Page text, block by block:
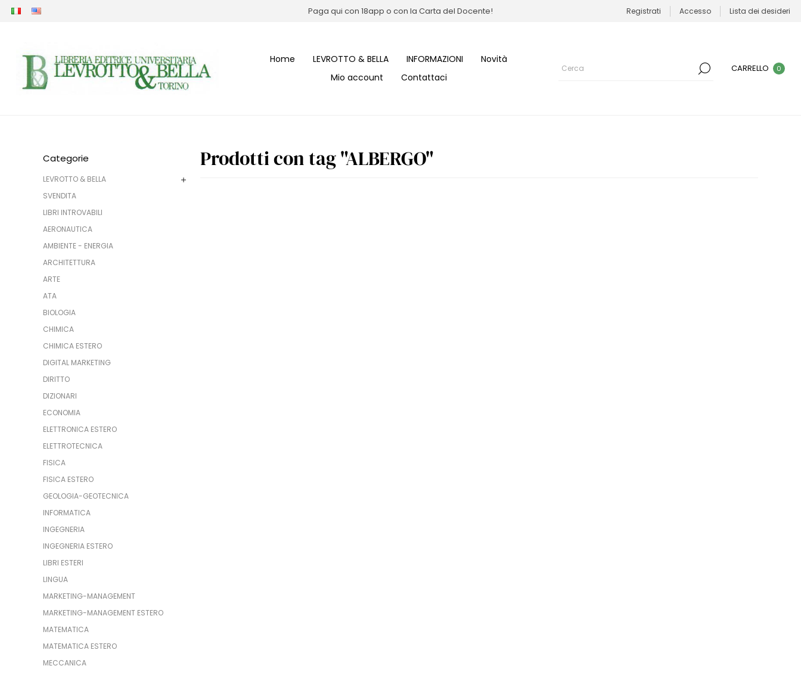
Paga qui con 18app o con la Carta del Docente! Registrati Accesso Lista dei desideri
Home LEVROTTO & BELLA INFORMAZIONI
Novità
Mio account
Contattaci
CARRELLO 0
Categorie
LEVROTTO & BELLA
SVENDITA
LIBRI INTROVABILI
AERONAUTICA
AMBIENTE - ENERGIA
ARCHITETTURA
ARTE
ATA
BIOLOGIA
CHIMICA
CHIMICA ESTERO
DIGITAL MARKETING
DIRITTO
DIZIONARI
ECONOMIA
ELETTRONICA ESTERO
ELETTROTECNICA
FISICA
FISICA ESTERO
GEOLOGIA-GEOTECNICA
INFORMATICA
INGEGNERIA
INGEGNERIA ESTERO
LIBRI ESTERI
LINGUA
MARKETING-MANAGEMENT
MARKETING-MANAGEMENT ESTERO
MATEMATICA
MATEMATICA ESTERO
MECCANICA
Prodotti con tag "ALBERGO"